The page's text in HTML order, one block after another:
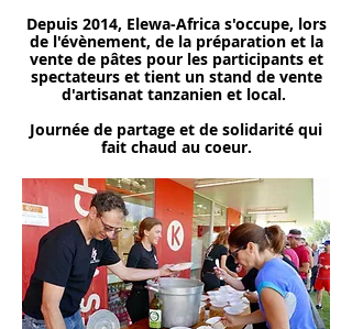
Depuis 2014, Elewa-Africa s'occupe, lors
de l'évènement, de la préparation et la
vente de pâtes pour les participants et
spectateurs et tient un stand de vente
d'artisanat tanzanien et local.
Journée de partage et de solidarité qui
fait chaud au coeur.